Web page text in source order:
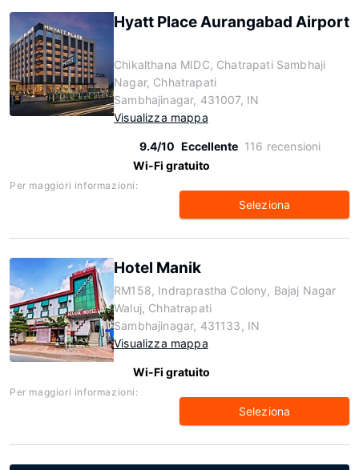
Hyatt Place Aurangabad Airport
Chikalthana MIDC, Chatrapati Sambhaji
Nagar, Chhatrapati
Sambhajinagar, 431007, IN
Visualizza mappa
9.4/10 Eccellente 116 recensioni
Wi-Fi gratuito
Per maggiori informazioni:
Seleziona
Hotel Manik
RM158, Indraprastha Colony, Bajaj Nagar
Waluj, Chhatrapati
Sambhajinagar, 431133, IN
Visualizza mappa
Wi-Fi gratuito
Per maggiori informazioni:
Seleziona